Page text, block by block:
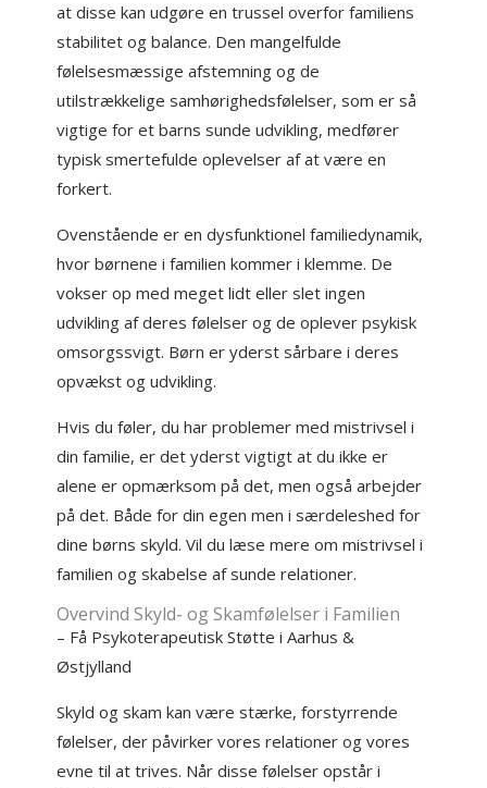
at disse kan udgøre en trussel overfor familiens
stabilitet og balance. Den mangelfulde
følelsesmæssige afstemning og de
utilstrækkelige samhørighedsfølelser, som er så
vigtige for et barns sunde udvikling, medfører
typisk smertefulde oplevelser af at være en
forkert.
Ovenstående er en dysfunktionel familiedynamik,
hvor børnene i familien kommer i klemme. De
vokser op med meget lidt eller slet ingen
udvikling af deres følelser og de oplever psykisk
omsorgssvigt. Børn er yderst sårbare i deres
opvækst og udvikling.
Hvis du føler, du har problemer med mistrivsel i
din familie, er det yderst vigtigt at du ikke er
alene er opmærksom på det, men også arbejder
på det. Både for din egen men i særdeleshed for
dine børns skyld. Vil du læse mere om mistrivsel i
familien og skabelse af sunde relationer.
Overvind Skyld- og Skamfølelser i Familien
– Få Psykoterapeutisk Støtte i Aarhus &
Østjylland
Skyld og skam kan være stærke, forstyrrende
følelser, der påvirker vores relationer og vores
evne til at trives. Når disse følelser opstår i